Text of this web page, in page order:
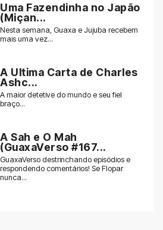
Uma Fazendinha no Japão
(Miçan...
Nesta semana, Guaxa e Jujuba recebem
mais uma vez...
A Ultima Carta de Charles
Ashc...
A maior detetive do mundo e seu fiel
braço...
A Sah e O Mah
(GuaxaVerso #167...
GuaxaVerso destrinchando episódios e
respondendo comentários! Se Flopar
nunca...